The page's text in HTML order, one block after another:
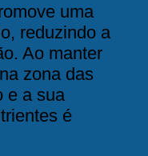
uma
reduzindo a
Ao manter
zona das
e a sua
é